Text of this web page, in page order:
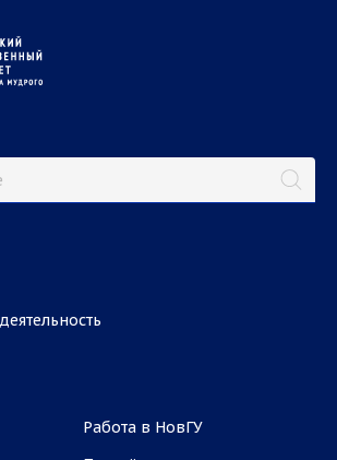
Работа в НовГУ